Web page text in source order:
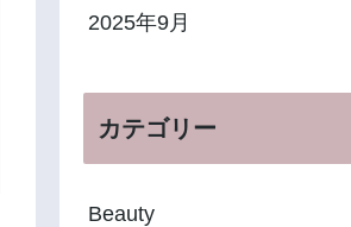
2025年9月
カテゴリー
Beauty